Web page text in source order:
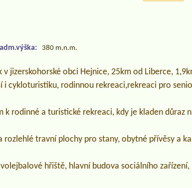
380 m.n.m.
v jizerskohorské obci Hejnice, 25km od Liberce,
i cykloturistiku, rodinnou rekreaci,rekreaci pro
k rodinné a turistické rekreaci, kdy je kladen důraz
rozlehlé travní plochy pro stany, obytné přívěsy a
hřiště, hlavní budova sociálního